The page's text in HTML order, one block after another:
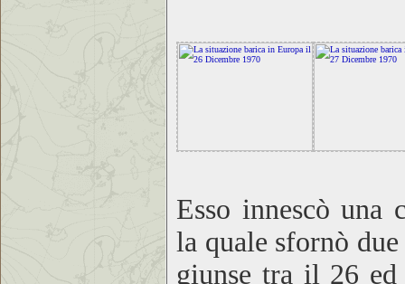
Esso innescò una
la quale sfornò
giunse tra il 26